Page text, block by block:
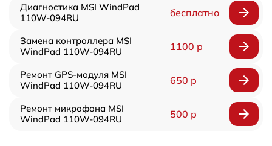
Диагностика MSI WindPad
110W-094RU
бесплатно
Замена контроллера MSI
WindPad 110W-094RU
1100 р
Ремонт GPS-модуля MSI
WindPad 110W-094RU
650 р
Ремонт микрофона MSI
WindPad 110W-094RU
500 р